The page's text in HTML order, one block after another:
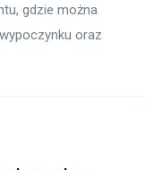
gdzie można
oraz